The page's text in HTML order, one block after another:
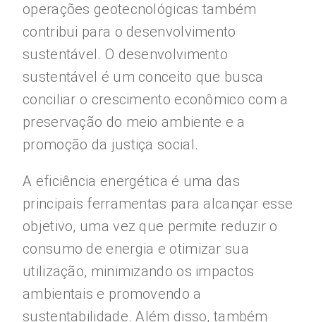
operações geotecnológicas também
contribui para o desenvolvimento
sustentável. O desenvolvimento
sustentável é um conceito que busca
conciliar o crescimento econômico com a
preservação do meio ambiente e a
promoção da justiça social.
A eficiência energética é uma das
principais ferramentas para alcançar esse
objetivo, uma vez que permite reduzir o
consumo de energia e otimizar sua
utilização, minimizando os impactos
ambientais e promovendo a
sustentabilidade. Além disso, também